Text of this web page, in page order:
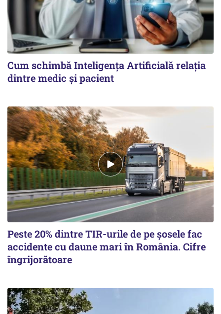
Cum schimbă Inteligența Artificială relația
dintre medic și pacient
Peste 20% dintre TIR-urile de pe şosele fac
accidente cu daune mari în România. Cifre
îngrijorătoare